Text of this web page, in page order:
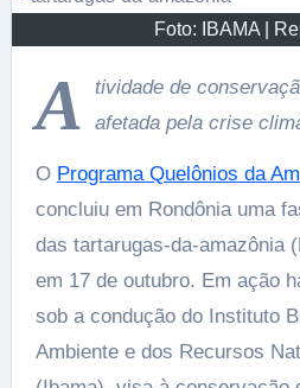
Foto: IBAMA |
A
tividade de
afetada pela crise
O Programa Quelônios da
concluiu em Rondônia uma
das tartarugas-da-amazônia
em 17 de outubro. Em ação
sob a condução do Instituto
Ambiente e dos Recursos